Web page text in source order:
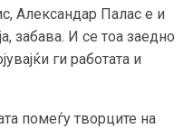
Александар Палас е и
забава. И се тоа заедно
ги работата и
помеѓу творците на